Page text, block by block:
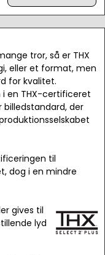
tror, så er THX
eller et format, men
for kvalitet.
i en THX-certificeret
der
til
dog i en mindre
gives til
lyd